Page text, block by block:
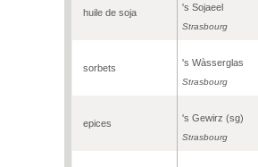
huile de soja 's Sojaeel
Strasbourg
sorbets 's Wàsserglas
Strasbourg
epices 's Gewirz (sg)
Strasbourg